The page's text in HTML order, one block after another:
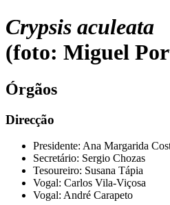
Crypsis aculeata
(foto: Miguel
Órgãos
Direcção
Presidente: Ana Margarida
Secretário: Sergio Chozas
Tesoureiro: Susana Tápia
Vogal: Carlos Vila-Viçosa
Vogal: André Carapeto